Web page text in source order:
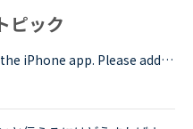
ピック
I wanna turn the speaker off on the iPhone app. Please add a function to kill the speaker on the app.Very loud voice of tutors is coming from the speaker while tutors can not be hearing voice of us...